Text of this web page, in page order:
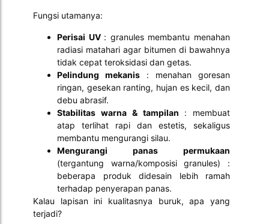
Fungsi utamanya:
Perisai UV : granules membantu menahan
radiasi matahari agar bitumen di bawahnya
tidak cepat teroksidasi dan getas.
Pelindung mekanis : menahan goresan
ringan, gesekan ranting, hujan es kecil, dan
debu abrasif.
Stabilitas warna & tampilan : membuat
atap terlihat rapi dan estetis, sekaligus
membantu mengurangi silau.
Mengurangi panas permukaan
(tergantung warna/komposisi granules) :
beberapa produk didesain lebih ramah
terhadap penyerapan panas.
Kalau lapisan ini kualitasnya buruk, apa yang
terjadi?